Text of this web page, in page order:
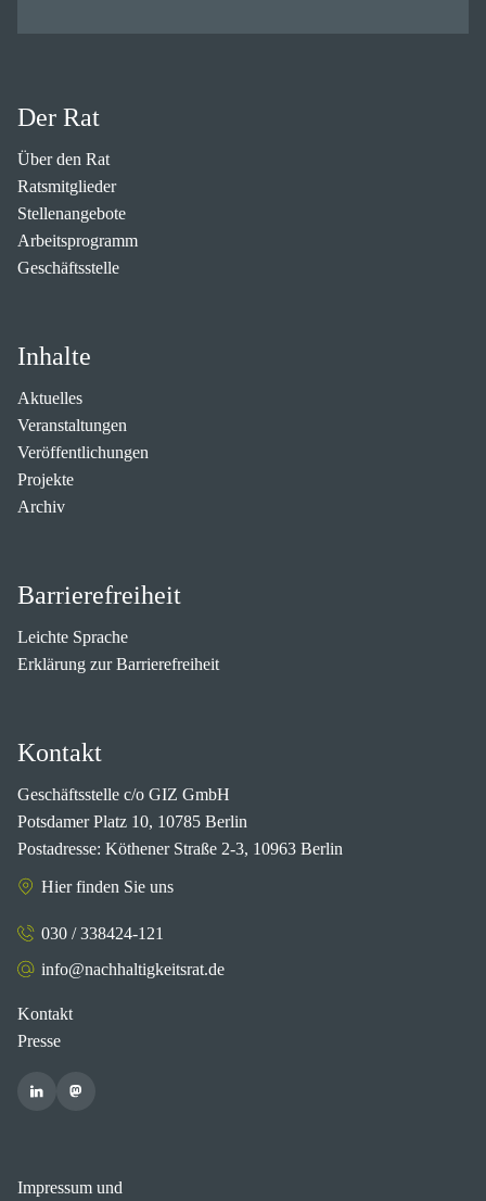
Der Rat
Über den Rat
Ratsmitglieder
Stellenangebote
Arbeitsprogramm
Geschäftsstelle
Inhalte
Aktuelles
Veranstaltungen
Veröffentlichungen
Projekte
Archiv
Barrierefreiheit
Leichte Sprache
Erklärung zur Barrierefreiheit
Kontakt
Geschäftsstelle c/o GIZ GmbH
Potsdamer Platz 10, 10785 Berlin
Postadresse: Köthener Straße 2-3, 10963 Berlin
Hier finden Sie uns
030 / 338424-121
info@nachhaltigkeitsrat.de
Kontakt
Presse
Impressum und